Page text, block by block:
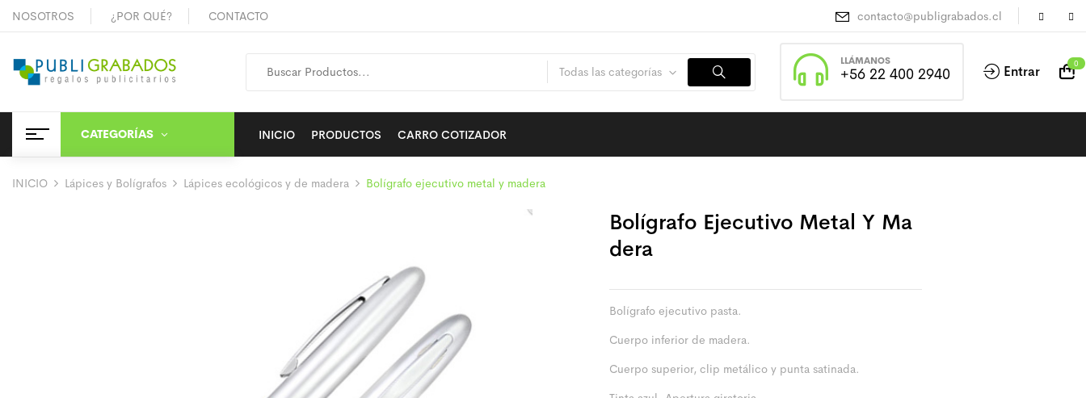
NOSOTROS ¿POR QUÉ? CONTACTO contacto@publigrabados.cl
Todas las categorías
LLÁMANOS
+56 22 400 2940 Entrar 0
CATEGORÍAS INICIO PRODUCTOS CARRO COTIZADOR
INICIO Lápices y Bolígrafos Lápices ecológicos y de madera Bolígrafo ejecutivo metal y madera
Bolígrafo Ejecutivo Metal Y Ma
Dera
Bolígrafo ejecutivo pasta.
Cuerpo inferior de madera.
Cuerpo superior, clip metálico y punta satinada.